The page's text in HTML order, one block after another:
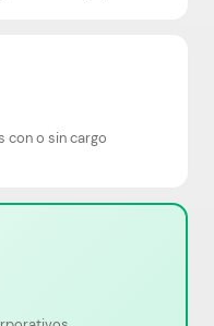
con o sin cargo